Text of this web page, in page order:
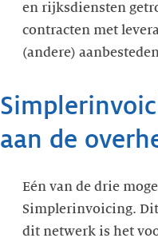
en rijksdiensten
contracten met
(andere)
aan de
Eén van de drie
Simplerinvoicing.
dit netwerk is het